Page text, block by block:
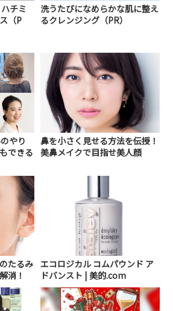
チミ
（P
洗うたびになめらかな肌に整え
るクレンジング（PR）
やり
できる
鼻を小さく見せる方法を伝授！
美鼻メイクで目指せ美人顔
たるみ
消！
エコロジカル コムパウンド ア
ドバンスト | 美的.com